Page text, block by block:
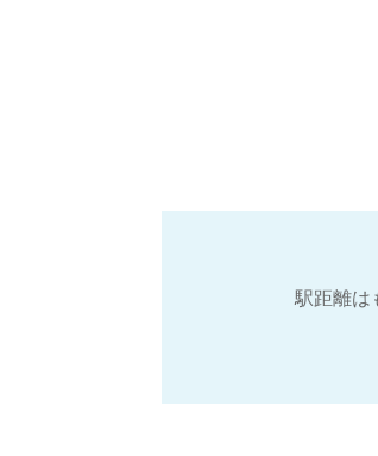
駅距離は